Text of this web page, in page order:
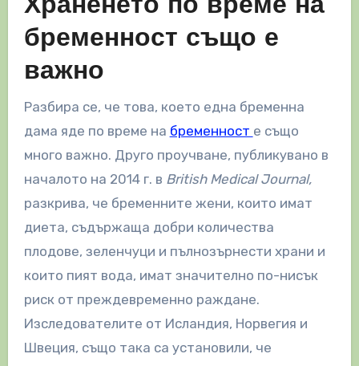
Храненето по време на
бременност също е
важно
Разбира се, че това, което една бременна
дама яде по време на бременност е също
много важно. Друго проучване, публикувано в
началото на 2014 г. в British Medical Journal,
разкрива, че бременните жени, които имат
диета, съдържаща добри количества
плодове, зеленчуци и пълнозърнести храни и
които пият вода, имат значително по-нисък
риск от преждевременно раждане.
Изследователите от Исландия, Норвегия и
Швеция, също така са установили, че